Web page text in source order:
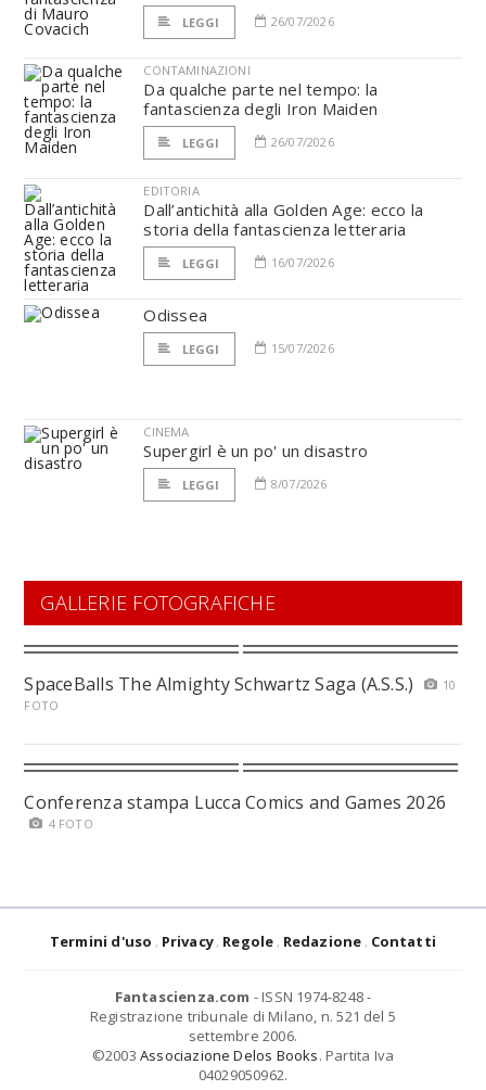
LEGGI 26/07/2026
CONTAMINAZIONI
Da qualche parte nel tempo: la
fantascienza degli Iron Maiden
LEGGI 26/07/2026
EDITORIA
Dall’antichità alla Golden Age: ecco la
storia della fantascienza letteraria
LEGGI 16/07/2026
Odissea
LEGGI 15/07/2026
CINEMA
Supergirl è un po' un disastro
LEGGI 8/07/2026
GALLERIE FOTOGRAFICHE
SpaceBalls The Almighty Schwartz Saga (A.S.S.)
10
FOTO
Conferenza stampa Lucca Comics and Games 2026
4 FOTO
Termini d'uso Privacy Regole Redazione Contatti
Fantascienza.com - ISSN 1974-8248 -
Registrazione tribunale di Milano, n. 521 del 5
settembre 2006.
©2003 Associazione Delos Books. Partita Iva
04029050962.